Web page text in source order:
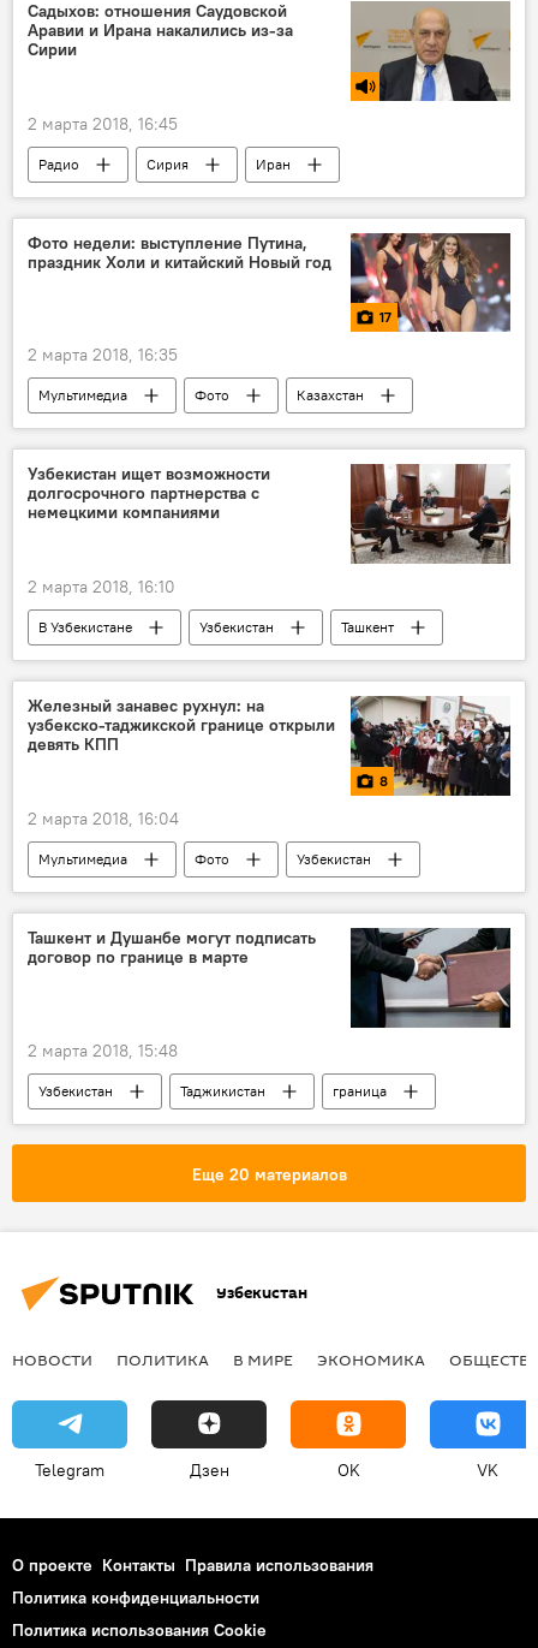
Садыхов: отношения Саудовской
Аравии и Ирана накалились из-за
Сирии
2 марта 2018, 16:45
Радио Сирия
Иран
Саудовская Аравия
Политика
Фото недели: выступление Путина,
праздник Холи и китайский Новый год
17
2 марта 2018, 16:35
Мультимедиа Фото
Казахстан
Нью-Йорк
Непал Владимир Путин
Узбекистан ищет возможности
долгосрочного партнерства с
немецкими компаниями
2 марта 2018, 16:10
В Узбекистане Узбекистан
Ташкент
Германия
Шавкат Мирзиёев
Политика
Железный занавес рухнул: на
узбекско-таджикской границе открыли
девять КПП
8
2 марта 2018, 16:04
Мультимедиа Фото
Узбекистан
Таджикистан
открытие
граница
Ташкент и Душанбе могут подписать
договор по границе в марте
2 марта 2018, 15:48
Узбекистан Таджикистан
граница
Визит Шавката Мирзиёева в Душанбе
Еще 20 материалов
Узбекистан
НОВОСТИ ПОЛИТИКА В МИРЕ ЭКОНОМИКА
Telegram Дзен OK VK
О проекте Контакты Правила использования
Политика конфиденциальности
Политика использования Cookie